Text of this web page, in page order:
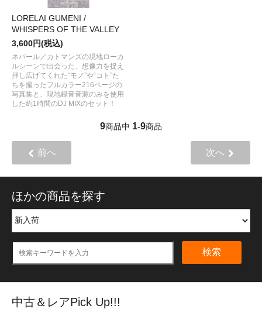
LORELAI GUMENI /
WHISPERS OF THE VALLEY
3,600円(税込)
ネパール／カトマンズの現地ローカ
ルシーンで出会った、想像力を捉え
押し広げてくれた“モノ”や“コト”た
ちを撮ったフルカラー216ページの
写真集と、現地録音音源のみを使用
した約1時間のDJ MIXのセット！
9商品中 1-9商品
前へ 次へ
ほかの商品を探す
検索
中古＆レアPick Up!!!